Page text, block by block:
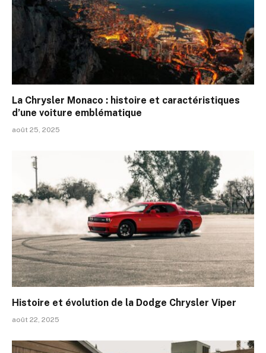
La Chrysler Monaco : histoire et caractéristiques
d’une voiture emblématique
août 25, 2025
Histoire et évolution de la Dodge Chrysler Viper
août 22, 2025